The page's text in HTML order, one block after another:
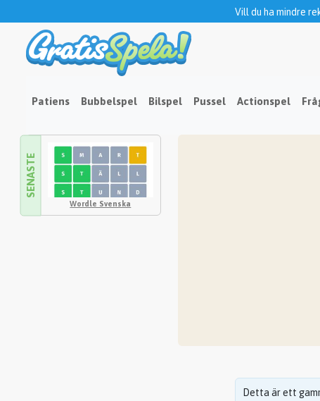
Vill du ha mindre
Patiens Bubbelspel Bilspel Pussel Actionspel
SENASTE
Wordle Svenska
Detta är ett